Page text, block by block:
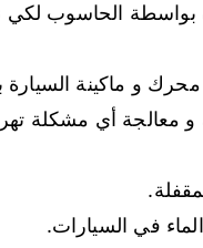
الحاسوب لكي
و ماكينة السيارة
و معالجة أي مشكلة
في السيارات.